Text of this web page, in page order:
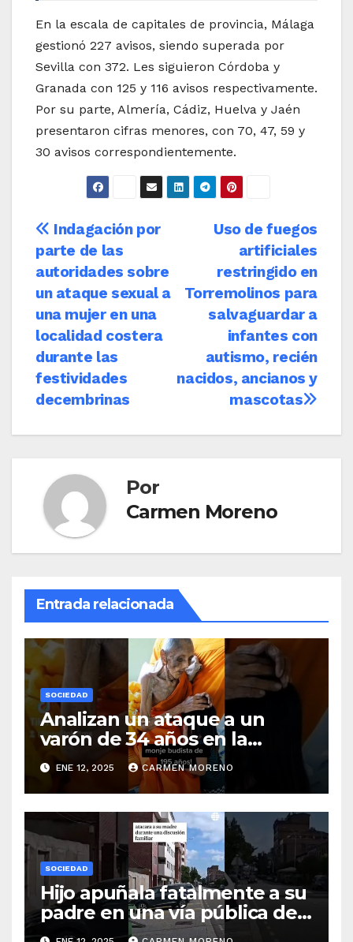
En la escala de capitales de provincia, Málaga
gestionó 227 avisos, siendo superada por
Sevilla con 372. Les siguieron Córdoba y
Granada con 125 y 116 avisos respectivamente.
Por su parte, Almería, Cádiz, Huelva y Jaén
presentaron cifras menores, con 70, 47, 59 y
30 avisos correspondientemente.
Navegación
de
entradas
Uso de fuegos
artificiales
restringido en
Torremolinos para
salvaguardar a
infantes con
autismo, recién
nacidos, ancianos y
mascotas
Indagación por
parte de las
autoridades sobre
un ataque sexual a
una mujer en una
localidad costera
durante las
festividades
decembrinas
Por
Carmen Moreno
Entrada relacionada
SOCIEDAD
Analizan un ataque a un
varón de 34 años en la
ciudad de Málaga
ENE 12, 2025 CARMEN MORENO
SOCIEDAD
Hijo apuñala fatalmente a su
padre en una vía pública de
Palencia